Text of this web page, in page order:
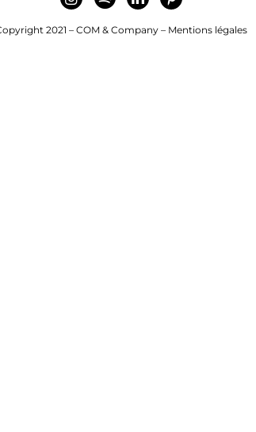
2021 – COM & Company – Mentions légales